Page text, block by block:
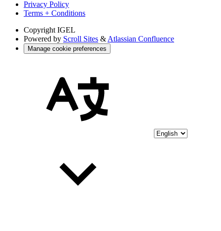
Privacy Policy
Terms + Conditions
Copyright IGEL
Powered by Scroll Sites & Atlassian Confluence
Manage cookie preferences